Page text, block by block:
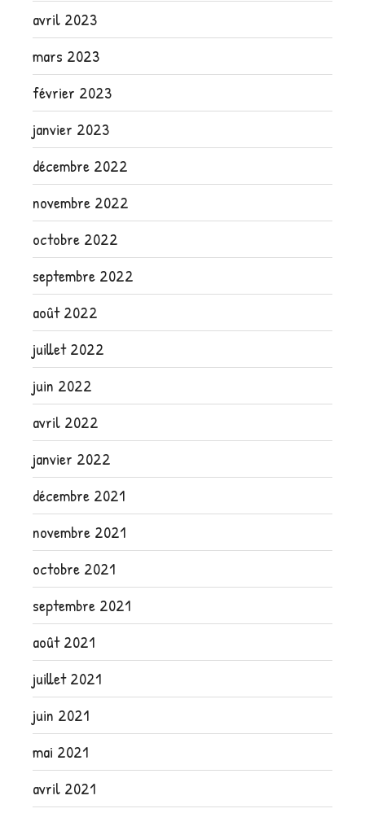
avril 2023
mars 2023
février 2023
janvier 2023
décembre 2022
novembre 2022
octobre 2022
septembre 2022
août 2022
juillet 2022
juin 2022
avril 2022
janvier 2022
décembre 2021
novembre 2021
octobre 2021
septembre 2021
août 2021
juillet 2021
juin 2021
mai 2021
avril 2021